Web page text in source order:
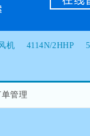
机 4114N/2HHP
管理